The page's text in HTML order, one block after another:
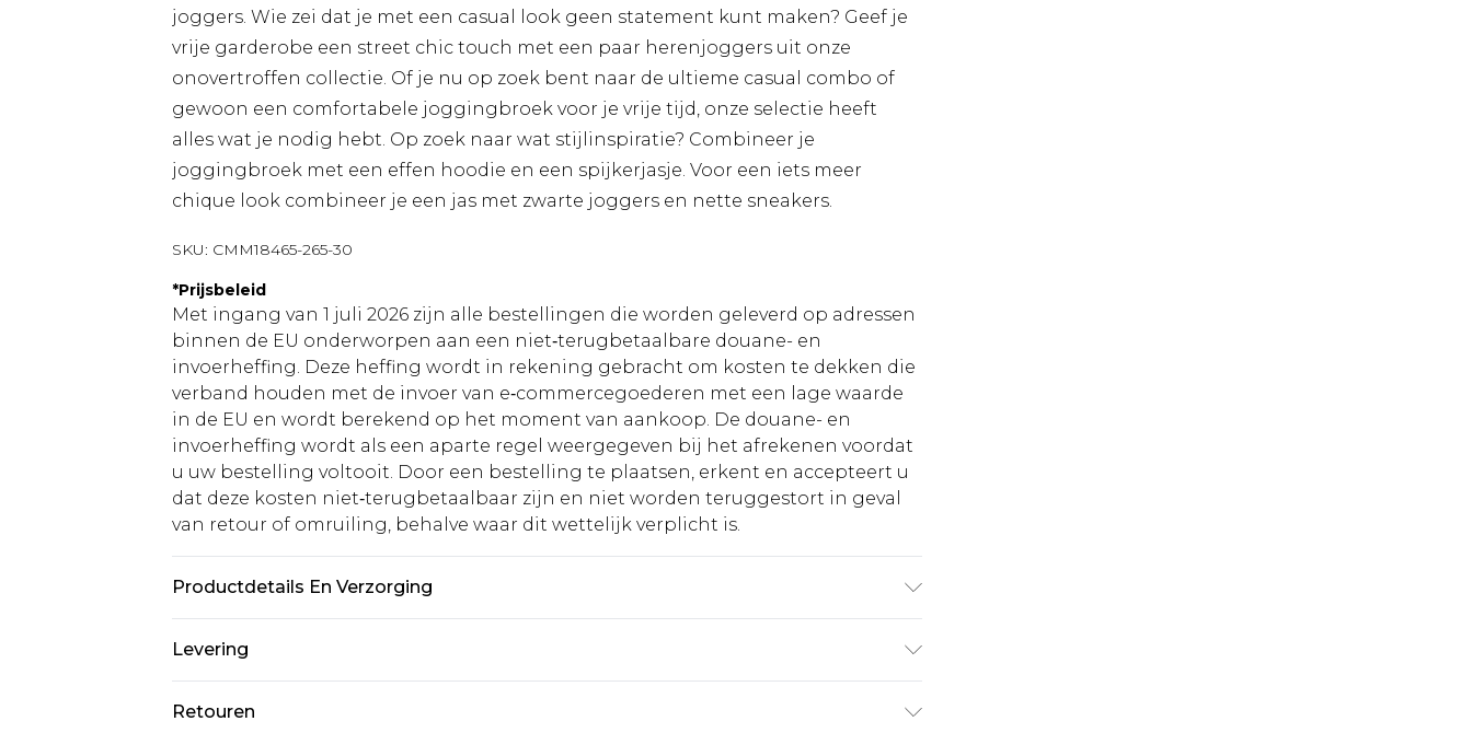
joggers. Wie zei dat je met een casual look geen statement kunt maken? Geef je
vrije garderobe een street chic touch met een paar herenjoggers uit onze
onovertroffen collectie. Of je nu op zoek bent naar de ultieme casual combo of
gewoon een comfortabele joggingbroek voor je vrije tijd, onze selectie heeft
alles wat je nodig hebt. Op zoek naar wat stijlinspiratie? Combineer je
joggingbroek met een effen hoodie en een spijkerjasje. Voor een iets meer
chique look combineer je een jas met zwarte joggers en nette sneakers.
SKU: CMM18465-265-30
*Prijsbeleid
Met ingang van 1 juli 2026 zijn alle bestellingen die worden geleverd op adressen
binnen de EU onderworpen aan een niet‑terugbetaalbare douane- en
invoerheffing. Deze heffing wordt in rekening gebracht om kosten te dekken die
verband houden met de invoer van e‑commercegoederen met een lage waarde
in de EU en wordt berekend op het moment van aankoop. De douane- en
invoerheffing wordt als een aparte regel weergegeven bij het afrekenen voordat
u uw bestelling voltooit. Door een bestelling te plaatsen, erkent en accepteert u
dat deze kosten niet‑terugbetaalbaar zijn en niet worden teruggestort in geval
van retour of omruiling, behalve waar dit wettelijk verplicht is.
Productdetails En Verzorging
Levering
Standaardlevering Nederland
€5.99
Retouren